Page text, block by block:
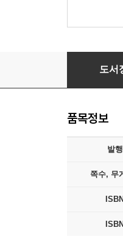
교사의 회
도서
품목정보
발
쪽수, 무